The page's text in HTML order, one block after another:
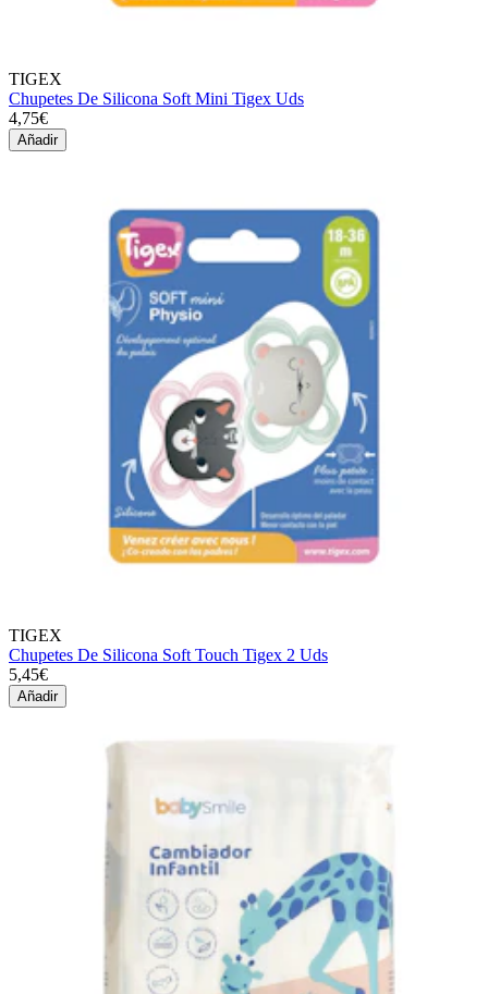
TIGEX
Chupetes De Silicona Soft Mini Tigex Uds
4,75€
Añadir
TIGEX
Chupetes De Silicona Soft Touch Tigex 2 Uds
5,45€
Añadir